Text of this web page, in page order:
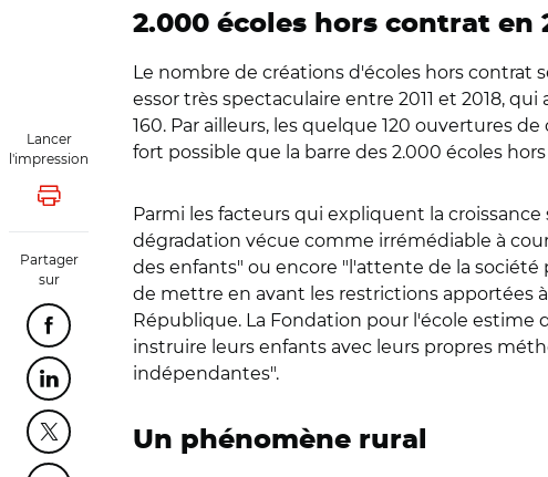
Lancer
l'impression
Lancer l'impression
Partager
sur
Partager cette page sur Facebook
Partager cette page sur Linkedin
Partager cette page sur Twitter
2.000 écoles hors contrat en
Le nombre de créations d'écoles hors contrat
essor très spectaculaire entre 2011 et 2018,
160. Par ailleurs, les quelque 120 ouvertures
fort possible que la barre des 2.000 écoles
Parmi les facteurs qui expliquent la
dégradation vécue comme irrémédiable à
des enfants" ou encore "l'attente de la
de mettre en avant les restrictions apportées
République. La Fondation pour l'école
instruire leurs enfants avec leurs propres
indépendantes".
Un phénomène rural